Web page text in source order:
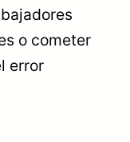
o cometer
error